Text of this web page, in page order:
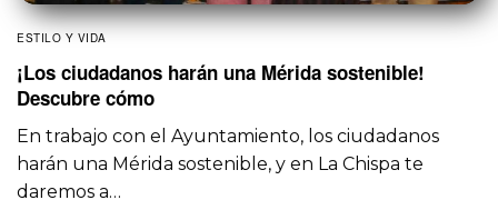
ESTILO Y VIDA
¡Los ciudadanos harán una Mérida sostenible!
Descubre cómo
En trabajo con el Ayuntamiento, los ciudadanos
harán una Mérida sostenible, y en La Chispa te
daremos a…